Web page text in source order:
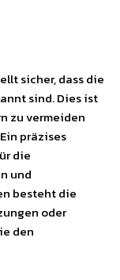
sicher, dass die
sind. Dies ist
zu vermeiden
präzises
die
und
besteht die
oder
den